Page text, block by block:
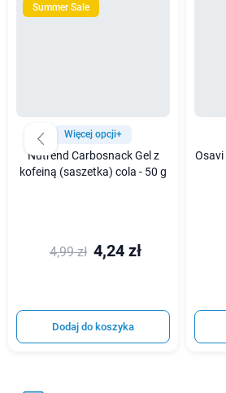
Summer Sale
Więcej opcji+
Nutrend Carbosnack Gel z
kofeiną (saszetka) cola - 50 g
4,99 zł 4,24 zł
Dodaj do koszyka
Osavi